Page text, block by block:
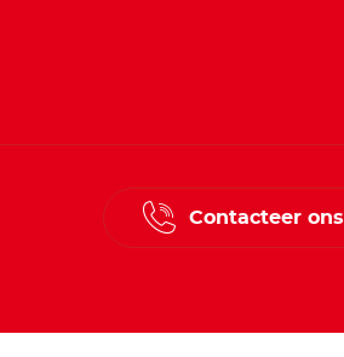
Contacteer ons